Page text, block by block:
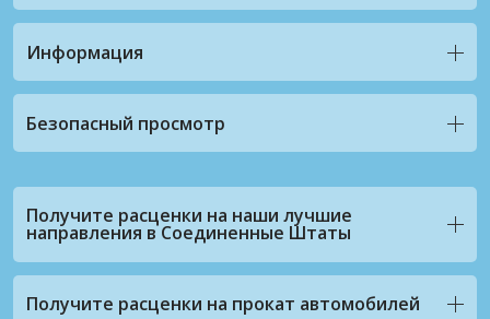
Информация
Безопасный просмотр
Получите расценки на наши лучшие
направления в Соединенные Штаты
Получите расценки на прокат автомобилей